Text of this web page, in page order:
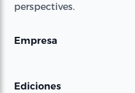
perspectives.
Empresa
Ediciones